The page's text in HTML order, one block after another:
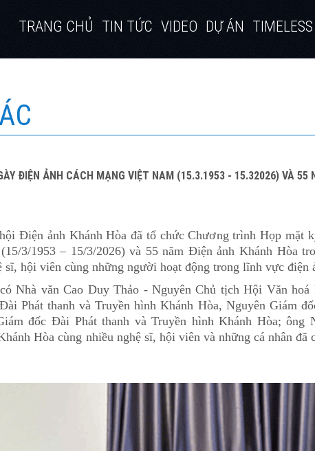
TRANG CHỦ TIN TỨC VIDEO DỰ ÁN
ĐIỆN ẢNH CÁCH MẠNG VIỆT NAM (15.3.1953 - 15.32026) VÀ 55
Điện ảnh Khánh Hòa đã tổ chức Chương trình Họp mặt
3/1953 – 15/3/2026) và 55 năm Điện ảnh Khánh Hòa
sĩ, hội viên cùng những người hoạt động trong lĩnh vực điện
Nhà văn Cao Duy Thảo - Nguyên Chủ tịch Hội Văn
Phát thanh và Truyền hình Khánh Hòa, Nguyên Giám
đốc Đài Phát thanh và Truyền hình Khánh Hòa; ông
Hòa cùng nhiều nghệ sĩ, hội viên và những cá nhân đã